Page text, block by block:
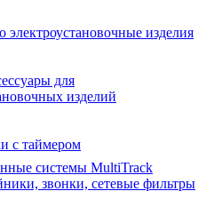
электроустановочные изделия
для
изделий
с таймером
системы MultiTrack
звонки, сетевые фильтры